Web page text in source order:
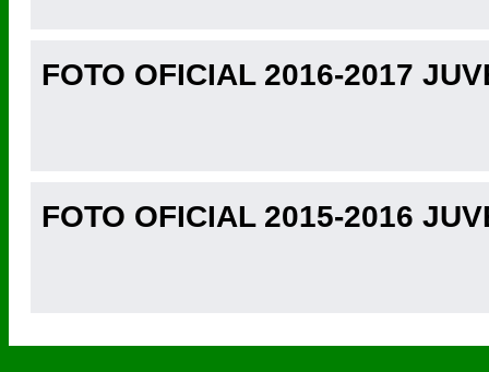
FOTO OFICIAL 2016-2017
FOTO OFICIAL 2015-2016